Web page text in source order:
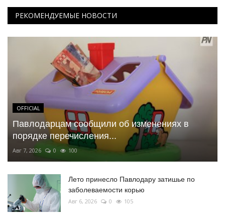
РЕКОМЕНДУЕМЫЕ НОВОСТИ
OFFICIAL
Павлодарцам сообщили об изменениях в
порядке перечисления...
Авг 7, 2026 0 100
Лето принесло Павлодару затишье по
заболеваемости корью
Авг 6, 2026 0 105